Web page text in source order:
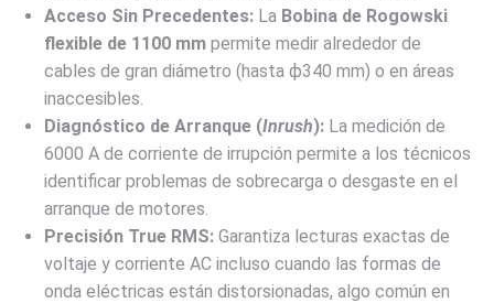
Acceso Sin Precedentes: La Bobina de Rogowski
flexible de 1100 mm permite medir alrededor de
cables de gran diámetro (hasta ϕ340 mm) o en áreas
inaccesibles.
Diagnóstico de Arranque (Inrush): La medición de
6000 A de corriente de irrupción permite a los técnicos
identificar problemas de sobrecarga o desgaste en el
arranque de motores.
Precisión True RMS: Garantiza lecturas exactas de
voltaje y corriente AC incluso cuando las formas de
onda eléctricas están distorsionadas, algo común en